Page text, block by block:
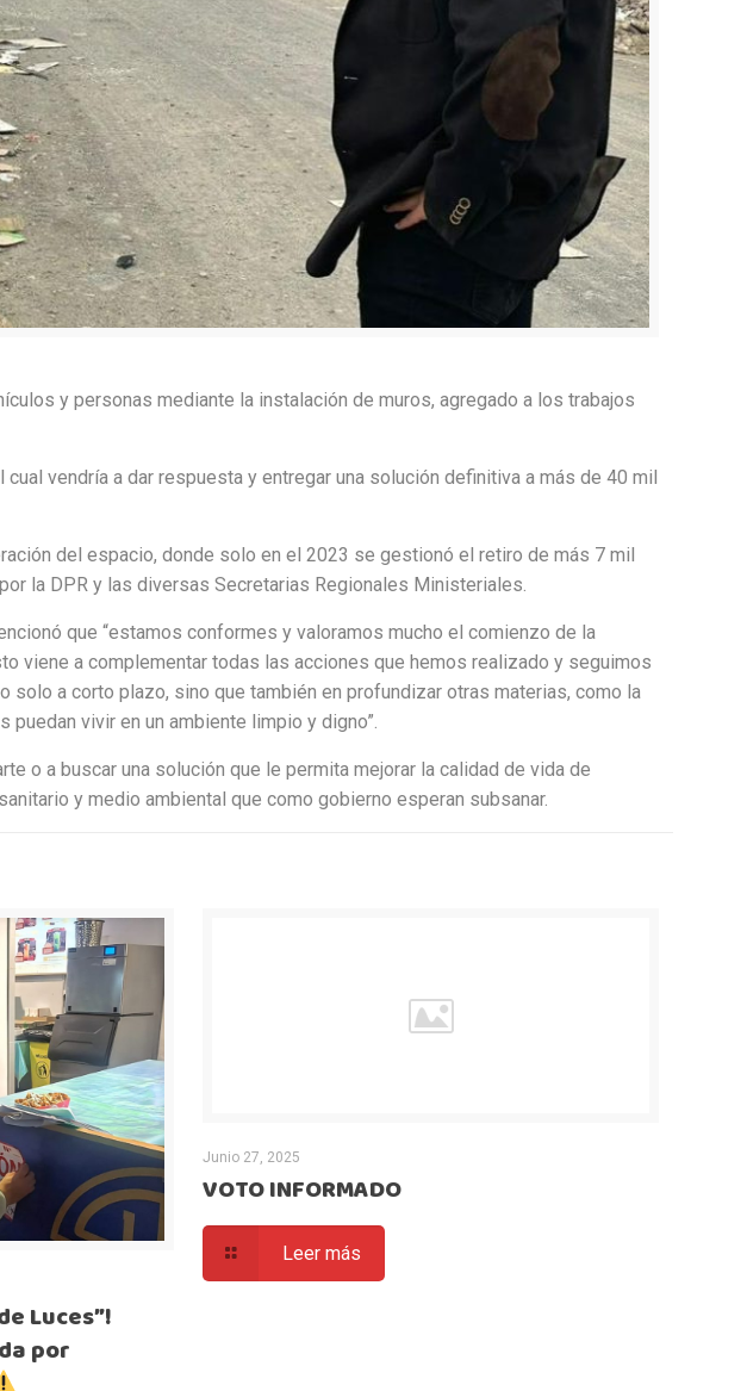
y personas mediante la instalación de muros, agregado a los trabajos
vendría a dar respuesta y entregar una solución definitiva a más de 40 mil
del espacio, donde solo en el 2023 se gestionó el retiro de más 7 mil
la DPR y las diversas Secretarias Regionales Ministeriales.
que “estamos conformes y valoramos mucho el comienzo de la
viene a complementar todas las acciones que hemos realizado y seguimos
a corto plazo, sino que también en profundizar otras materias, como la
vivir en un ambiente limpio y digno”.
o a buscar una solución que le permita mejorar la calidad de vida de
y medio ambiental que como gobierno esperan subsanar.
Luces”!
por
Junio 27, 2025
VOTO INFORMADO
Leer más